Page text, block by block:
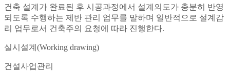
건축 설계가 완료된 후 시공과정에서 설계의도가 충분히 반영
되도록 수행하는 제반 관리 업무를 말하며 일반적으로 설계감
리 업무로서 건축주의 요청에 따라 진행한다.
실시설계(Working drawing)
건설사업관리